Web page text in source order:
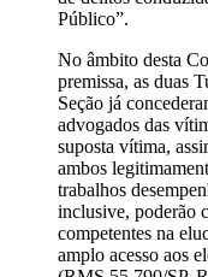
Público”.
No âmbito desta
premissa, as duas
Seção já
advogados das
suposta vítima,
ambos
trabalhos
inclusive, poderão
competentes na
amplo acesso aos